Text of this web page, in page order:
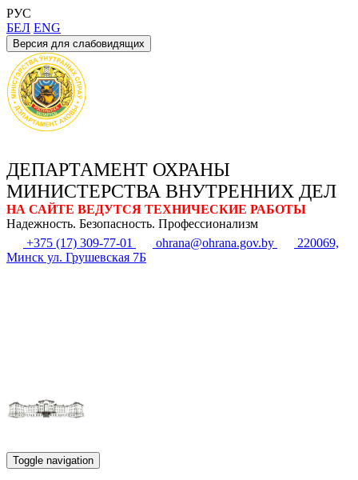
РУС
БЕЛ ENG
Версия для слабовидящих
ДЕПАРТАМЕНТ ОХРАНЫ
МИНИСТЕРСТВА ВНУТРЕННИХ ДЕЛ
НА САЙТЕ ВЕДУТСЯ ТЕХНИЧЕСКИЕ РАБОТЫ
Надежность. Безопасность. Профессионализм
+375 (17) 309-77-01
ohrana@ohrana.gov.by
220069,
Минск ул. Грушевская 7Б
Toggle navigation